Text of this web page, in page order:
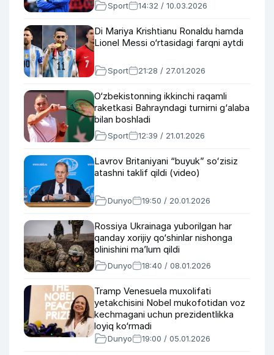
Sport 14:32 / 10.03.2026
Di Mariya Krishtianu Ronaldu hamda
Lionel Messi o‘rtasidagi farqni aytdi
Sport 21:28 / 27.01.2026
O‘zbekistonning ikkinchi raqamli
raketkasi Bahrayndagi turnirni g‘alaba
bilan boshladi
Sport 12:39 / 21.01.2026
Lavrov Britaniyani “buyuk” soʻzisiz
atashni taklif qildi (video)
Dunyo 19:50 / 20.01.2026
Rossiya Ukrainaga yuborilgan har
qanday xorijiy qo‘shinlar nishonga
olinishini ma’lum qildi
Dunyo 18:40 / 08.01.2026
Tramp Venesuela muxolifati
yetakchisini Nobel mukofotidan voz
kechmagani uchun prezidentlikka
loyiq ko‘rmadi
Dunyo 19:00 / 05.01.2026